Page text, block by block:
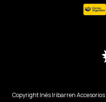
Copyright Inés Iribarren